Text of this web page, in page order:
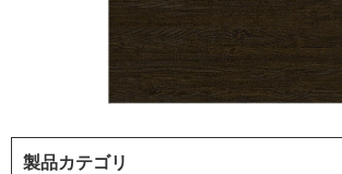
製品カテゴリ